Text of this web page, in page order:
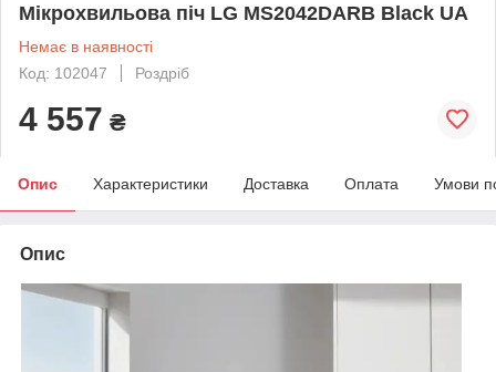
Мікрохвильова піч LG MS2042DARB Black UA
Немає в наявності
Код: 102047
Роздріб
4 557 ₴
Опис Характеристики Доставка Оплата Умови
Опис